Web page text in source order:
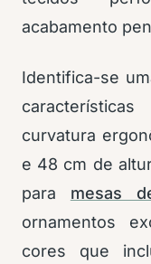
acabamento
Identifica-se
curvatura
e 48 cm de
para mesas
ornamentos
cores que